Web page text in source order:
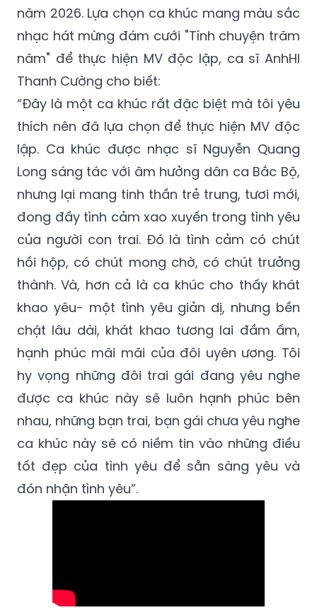
năm 2026. Lựa chọn ca khúc mang màu sắc
nhạc hát mừng đám cưới "Tính chuyện trăm
năm" để thực hiện MV độc lập, ca sĩ AnhHI
Thanh Cường cho biết:
“Đây là một ca khúc rất đặc biệt mà tôi yêu
thích nên đã lựa chọn để thực hiện MV độc
lập. Ca khúc được nhạc sĩ Nguyễn Quang
Long sáng tác với âm hưởng dân ca Bắc Bộ,
nhưng lại mang tinh thần trẻ trung, tươi mới,
đong đầy tình cảm xao xuyến trong tình yêu
của người con trai. Đó là tình cảm có chút
hồi hộp, có chút mong chờ, có chút trưởng
thành. Và, hơn cả là ca khúc cho thấy khát
khao yêu- một tình yêu giản dị, nhưng bền
chặt lâu dài, khát khao tương lai đầm ấm,
hạnh phúc mãi mãi của đôi uyên ương. Tôi
hy vọng những đôi trai gái đang yêu nghe
được ca khúc này sẽ luôn hạnh phúc bên
nhau, những bạn trai, bạn gái chưa yêu nghe
ca khúc này sẽ có niềm tin vào những điều
tốt đẹp của tình yêu để sẵn sàng yêu và
đón nhận tình yêu”.